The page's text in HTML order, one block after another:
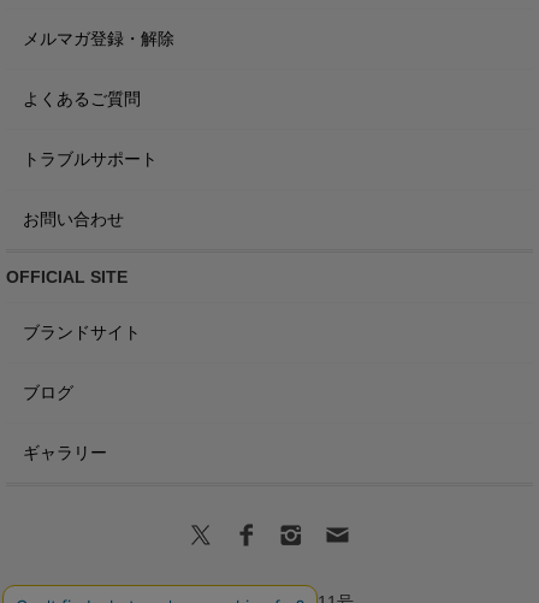
メルマガ登録・解除
よくあるご質問
トラブルサポート
お問い合わせ
OFFICIAL SITE
ブランドサイト
ブログ
ギャラリー